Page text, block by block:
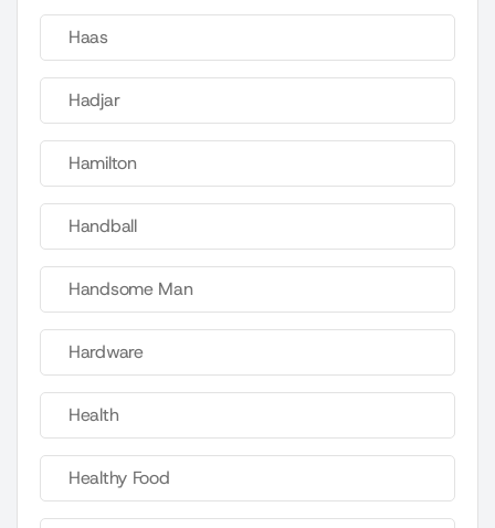
Haas
Hadjar
Hamilton
Handball
Handsome Man
Hardware
Health
Healthy Food